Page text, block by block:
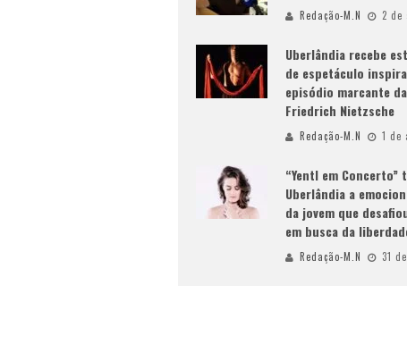
Redação-M.N 2 de
Uberlândia recebe
de espetáculo
episódio marcante
Friedrich Nietzsche
Redação-M.N 1 de
“Yentl em Concerto”
Uberlândia a
da jovem que
em busca da
Redação-M.N 31